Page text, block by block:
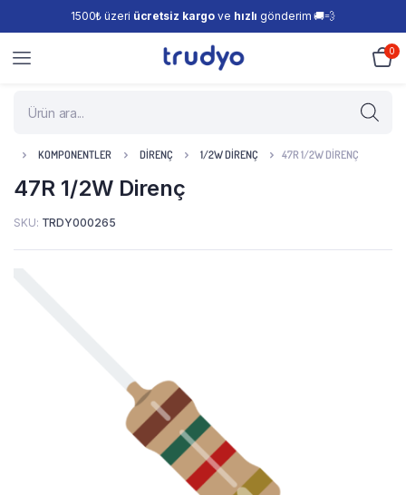
1500₺ üzeri ücretsiz kargo ve hızlı gönderim 🚚💨
0
KOMPONENTLER DIRENÇ 1/2W DIRENÇ 47R 1/2W DIRENÇ
47R 1/2W Direnç
SKU: TRDY000265